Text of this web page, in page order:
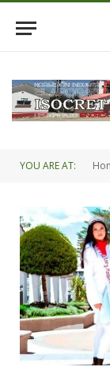
YOU ARE AT: